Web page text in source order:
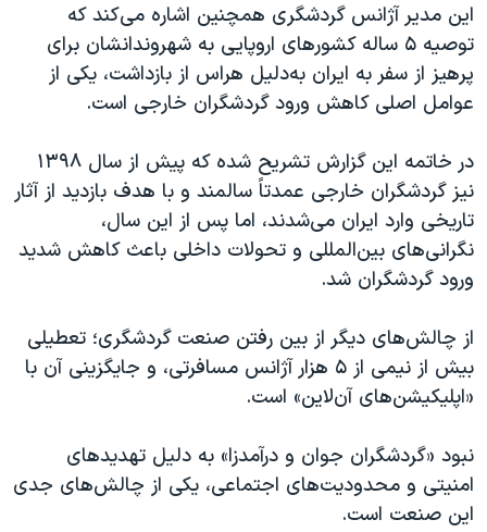
این مدیر آژانس گردشگری همچنین اشاره می‌کند که
توصیه ۵ ساله کشورهای اروپایی به شهروندانشان برای
پرهیز از سفر به ایران به‌دلیل هراس از بازداشت، یکی از
عوامل اصلی کاهش ورود گردشگران خارجی است.
در خاتمه این گزارش تشریح شده که پیش از سال ۱۳۹۸
نیز گردشگران خارجی عمدتاً سالمند و با هدف بازدید از آثار
تاریخی وارد ایران می‌شدند، اما پس از این سال،
نگرانی‌های بین‌المللی و تحولات داخلی باعث کاهش شدید
ورود گردشگران شد.
از چالش‌های دیگر از بین رفتن صنعت گردشگری؛ تعطیلی
بیش از نیمی از ۵ هزار آژانس مسافرتی، و جایگزینی آن با
«اپلیکیشن‌های آن‌لاین» است.
نبود «گردشگران جوان و درآمدزا» به دلیل تهدیدهای
امنیتی و محدودیت‌های اجتماعی، یکی از چالش‌های جدی
این صنعت است.